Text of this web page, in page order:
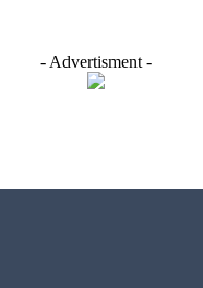
- Advertisment -
warto wdrażać. JLL